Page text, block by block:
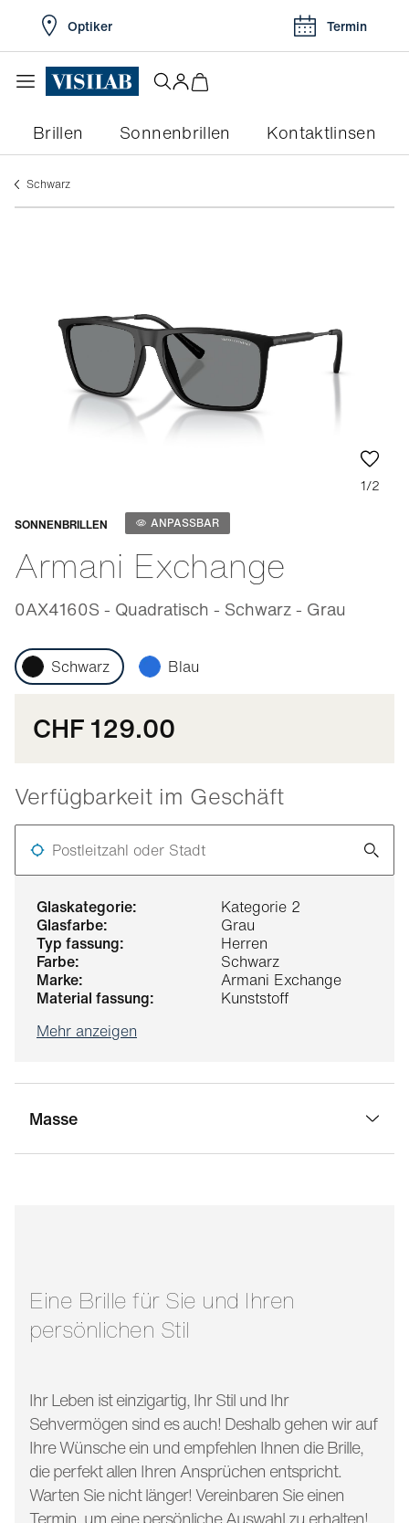
Optiker Termin
Brillen Sonnenbrillen Kontaktlinsen
schwarz
glaskategorie:
Kategorie 2
glasfarbe:
Grau
typ fassung:
Herren
farbe:
Schwarz
marke:
Armani Exchange
material fassung:
Kunststoff
Mehr anzeigen
Masse
1/2
SONNENBRILLEN ANPASSBAR
Armani Exchange
0AX4160S - Quadratisch - Schwarz - Grau
Anpassbar
Schwarz Blau
CHF 129.00
Verfügbarkeit im Geschäft
Postleitzahl oder Stadt
Eine Brille für Sie und Ihren
persönlichen Stil
Ihr Leben ist einzigartig, Ihr Stil und Ihr
Sehvermögen sind es auch! Deshalb gehen wir auf
Ihre Wünsche ein und empfehlen Ihnen die Brille,
die perfekt allen Ihren Ansprüchen entspricht.
Warten Sie nicht länger! Vereinbaren Sie einen
Termin, um eine persönliche Auswahl zu erhalten!